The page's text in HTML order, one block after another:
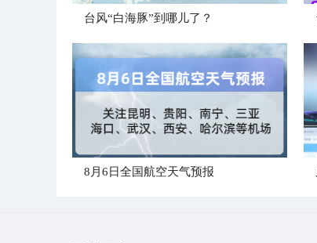
台风“白海豚”到哪儿了？
8月6日全国航空天气预报